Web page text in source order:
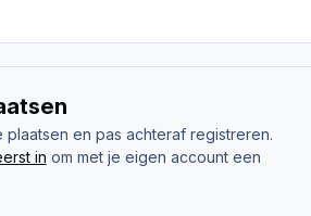
en pas achteraf registreren.
in om met je eigen account een